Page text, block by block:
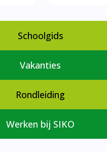
Schoolgids
Vakanties
Rondleiding
Werken bij SIKO